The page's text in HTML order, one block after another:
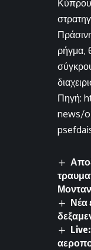
ρήγμα,
Πηγή:
news/
Νέα